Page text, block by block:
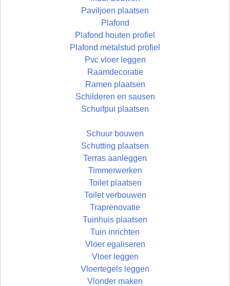
Paviljoen plaatsen
Plafond
Plafond houten profiel
Plafond metalstud profiel
Pvc vloer leggen
Raamdecoratie
Ramen plaatsen
Schilderen en sausen
Schuifpui plaatsen
Schuur bouwen
Schutting plaatsen
Terras aanleggen
Timmerwerken
Toilet plaatsen
Toilet verbouwen
Traprenovatie
Tuinhuis plaatsen
Tuin inrichten
Vloer egaliseren
Vloer leggen
Vloertegels leggen
Vlonder maken